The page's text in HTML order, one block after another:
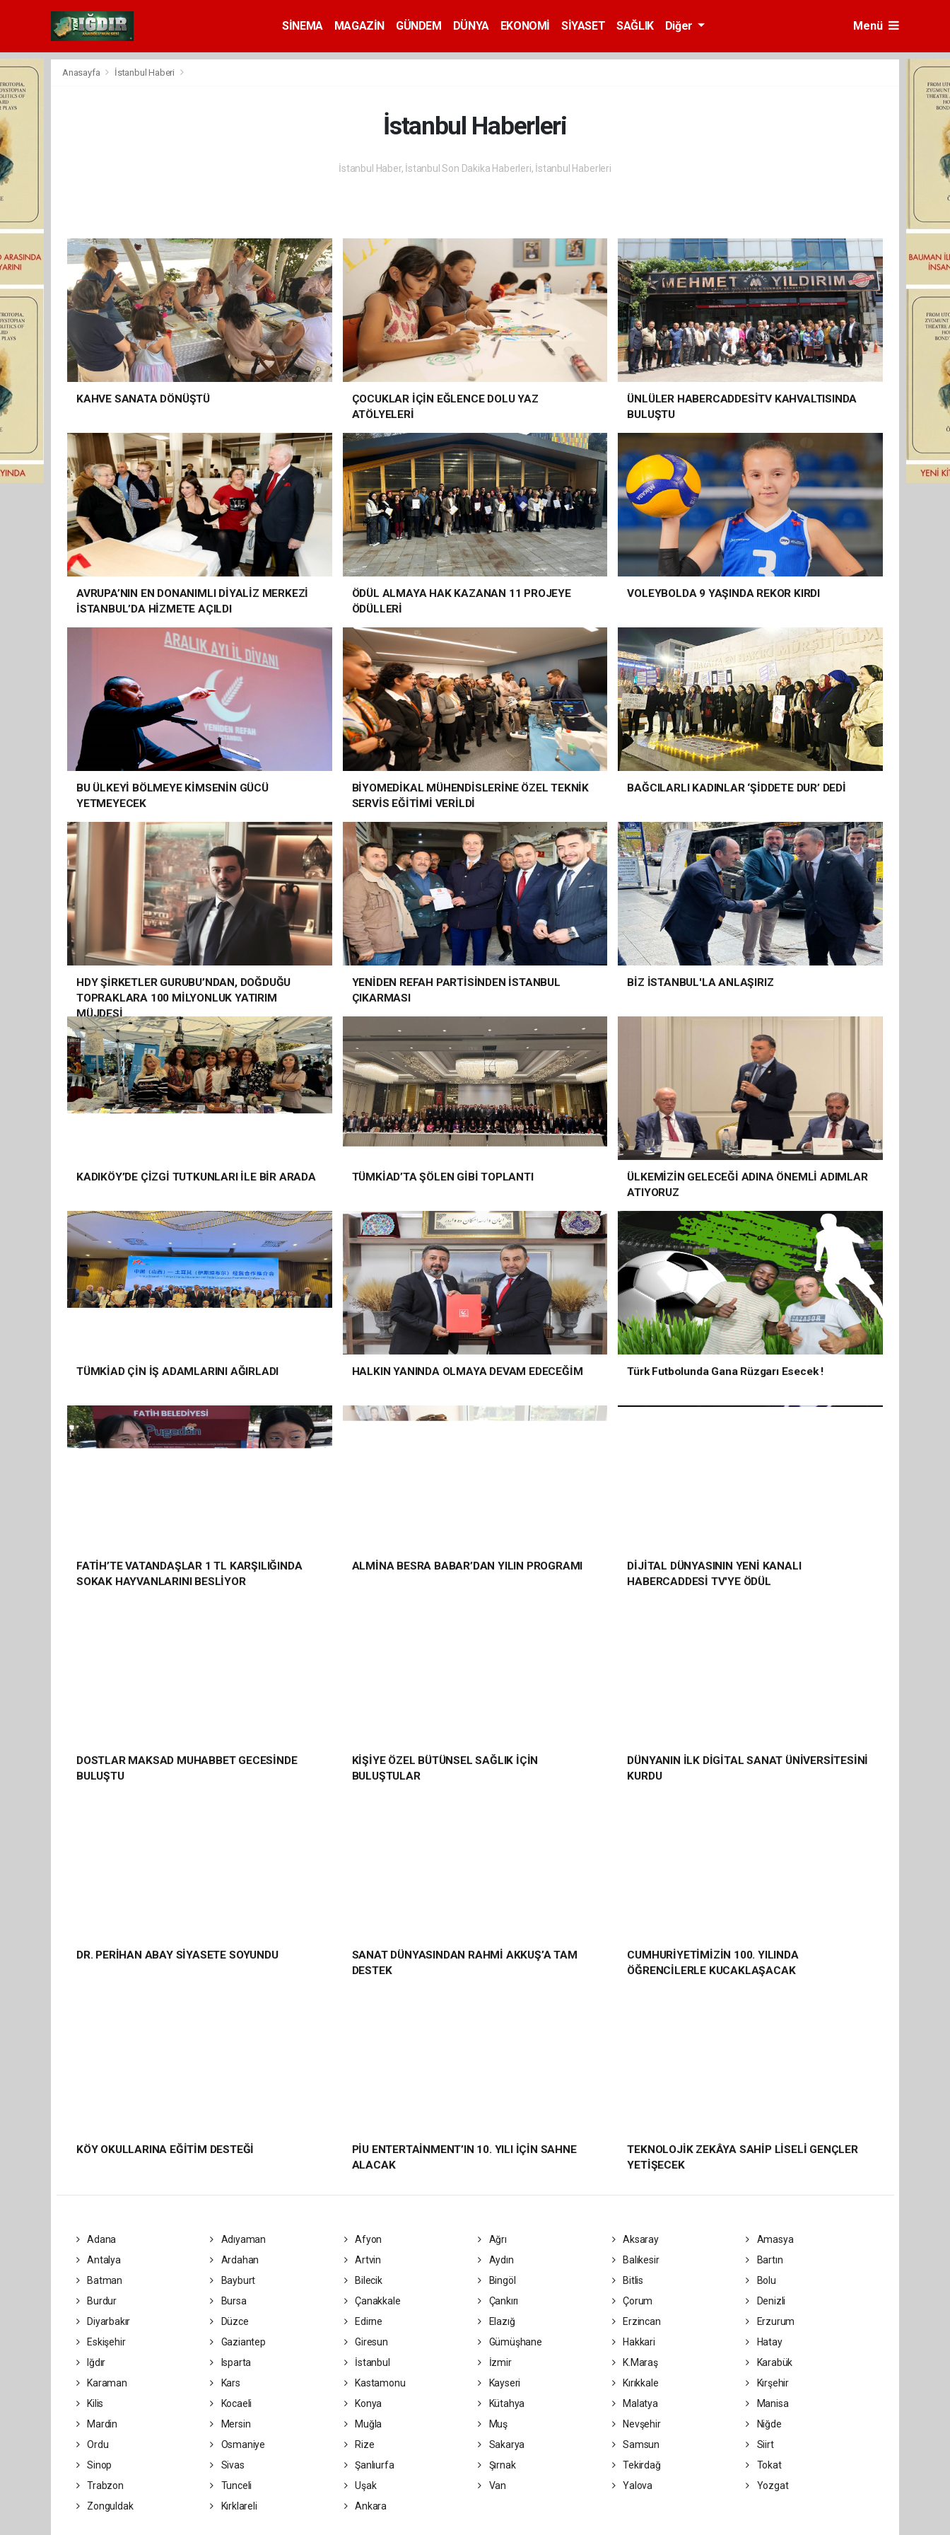
SİNEMA MAGAZİN GÜNDEM DÜNYA EKONOMİ SİYASET SAĞLIK Diğer Menü
Anasayfa İstanbul Haberi
İstanbul Haberleri
İstanbul Haber, İstanbul Son Dakika Haberleri, İstanbul Haberleri
KAHVE SANATA DÖNÜŞTÜ
ÇOCUKLAR İÇİN EĞLENCE DOLU YAZ
ATÖLYELERİ
ÜNLÜLER HABERCADDESİTV KAHVALTISINDA
BULUŞTU
AVRUPA’NIN EN DONANIMLI DİYALİZ MERKEZİ
İSTANBUL’DA HİZMETE AÇILDI
ÖDÜL ALMAYA HAK KAZANAN 11 PROJEYE
ÖDÜLLERİ
VOLEYBOLDA 9 YAŞINDA REKOR KIRDI
BU ÜLKEYİ BÖLMEYE KİMSENİN GÜCÜ
YETMEYECEK
BİYOMEDİKAL MÜHENDİSLERİNE ÖZEL TEKNİK
SERVİS EĞİTİMİ VERİLDİ
BAĞCILARLI KADINLAR ‘ŞİDDETE DUR’ DEDİ
HDY ŞİRKETLER GURUBU’NDAN, DOĞDUĞU
TOPRAKLARA 100 MİLYONLUK YATIRIM
MÜJDESİ
YENİDEN REFAH PARTİSİNDEN İSTANBUL
ÇIKARMASI
BİZ İSTANBUL'LA ANLAŞIRIZ
KADIKÖY’DE ÇİZGİ TUTKUNLARI İLE BİR ARADA TÜMKİAD’TA ŞÖLEN GİBİ TOPLANTI
ÜLKEMİZİN GELECEĞİ ADINA ÖNEMLİ ADIMLAR
ATIYORUZ
TÜMKİAD ÇİN İŞ ADAMLARINI AĞIRLADI HALKIN YANINDA OLMAYA DEVAM EDECEĞİM Türk Futbolunda Gana Rüzgarı Esecek !
FATİH’TE VATANDAŞLAR 1 TL KARŞILIĞINDA
SOKAK HAYVANLARINI BESLİYOR
ALMİNA BESRA BABAR’DAN YILIN PROGRAMI
DİJİTAL DÜNYASININ YENİ KANALI
HABERCADDESİ TV'YE ÖDÜL
DOSTLAR MAKSAD MUHABBET GECESİNDE
BULUŞTU
KİŞİYE ÖZEL BÜTÜNSEL SAĞLIK İÇİN
BULUŞTULAR
DÜNYANIN İLK DİGİTAL SANAT ÜNİVERSİTESİNİ
KURDU
DR. PERİHAN ABAY SİYASETE SOYUNDU
SANAT DÜNYASINDAN RAHMİ AKKUŞ’A TAM
DESTEK
CUMHURİYETİMİZİN 100. YILINDA
ÖĞRENCİLERLE KUCAKLAŞACAK
KÖY OKULLARINA EĞİTİM DESTEĞİ
PİU ENTERTAİNMENT’IN 10. YILI İÇİN SAHNE
ALACAK
TEKNOLOJİK ZEKÂYA SAHİP LİSELİ GENÇLER
YETİŞECEK
Adana Adıyaman Afyon Ağrı Aksaray
Amasya
Antalya
Ardahan Artvin Aydın Balıkesir
Bartın
Batman
Bayburt Bilecik Bingöl Bitlis
Bolu
Burdur
Bursa Çanakkale Çankırı Çorum
Denizli
Diyarbakır
Düzce Edirne Elazığ Erzincan
Erzurum
Eskişehir
Gaziantep Giresun Gümüşhane Hakkari
Hatay
Iğdır
Isparta İstanbul İzmir K.Maraş
Karabük
Karaman
Kars Kastamonu Kayseri Kırıkkale
Kırşehir
Kilis
Kocaeli Konya Kütahya Malatya
Manisa
Mardin
Mersin Muğla Muş Nevşehir
Niğde
Ordu
Osmaniye Rize Sakarya Samsun
Siirt
Sinop
Sivas Şanlıurfa Şırnak Tekirdağ
Tokat
Trabzon
Tunceli Uşak Van Yalova
Yozgat
Zonguldak
Kırklareli Ankara